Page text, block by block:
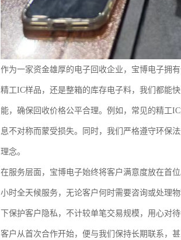
作为一家资金雄厚的电子回收企业，宝博电子拥
精工IC样品，还是整箱的库存电子料，我们都能
能，确保回收价格公平合理。例如，常见的精工
息不对称而蒙受损失。同时，我们严格遵守环保
理念。
在服务层面，宝博电子始终将客户满意度放在首
小时全天候服务，无论客户何时需要咨询或处理
下保护客户隐私，不计较单笔交易规模，用心对
客户从首次合作开始，便与我们保持长期联系，